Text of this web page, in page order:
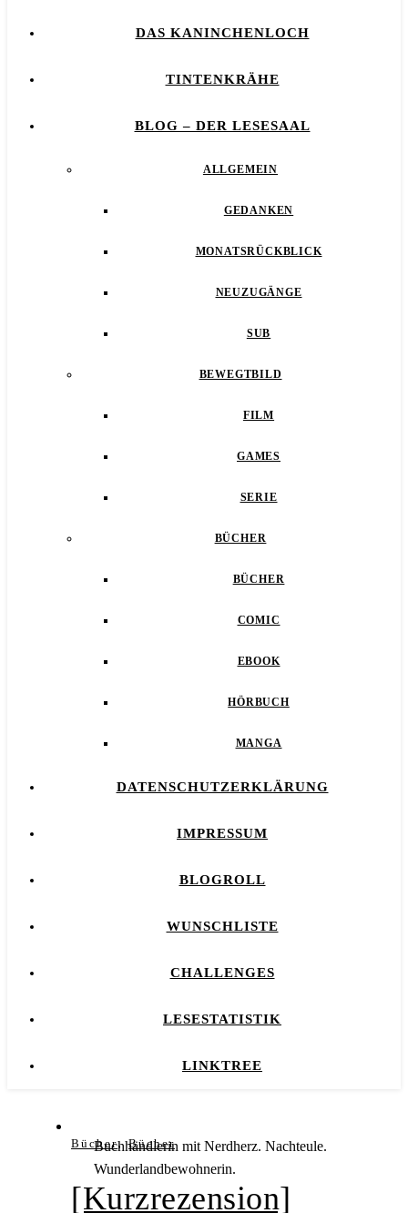
DAS KANINCHENLOCH
TINTENKRÄHE
BLOG – DER LESESAAL
ALLGEMEIN
GEDANKEN
MONATSRÜCKBLICK
NEUZUGÄNGE
SUB
BEWEGTBILD
FILM
GAMES
SERIE
BÜCHER
BÜCHER
COMIC
EBOOK
HÖRBUCH
MANGA
DATENSCHUTZERKLÄRUNG
IMPRESSUM
BLOGROLL
WUNSCHLISTE
CHALLENGES
LESESTATISTIK
LINKTREE
Bücher,Bücher
[Kurzrezension]
Buchhändlerin mit Nerdherz. Nachteule.
Wunderlandbewohnerin.